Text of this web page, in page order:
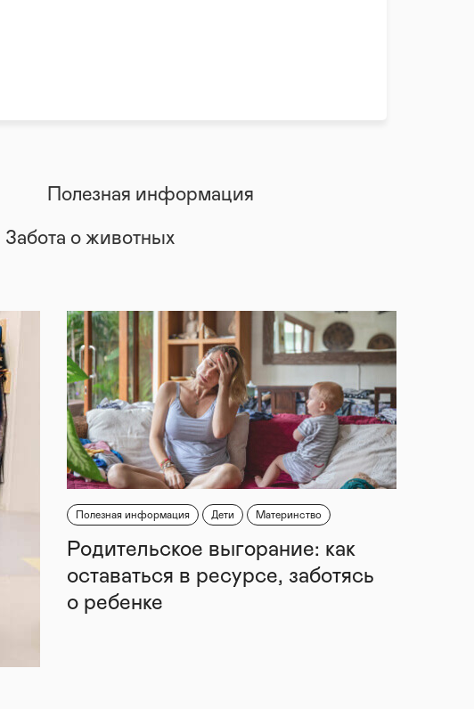
Полезная информация
Забота о животных
Полезная информация Дети Материнство
Родительское выгорание: как
оставаться в ресурсе, заботясь
о ребенке